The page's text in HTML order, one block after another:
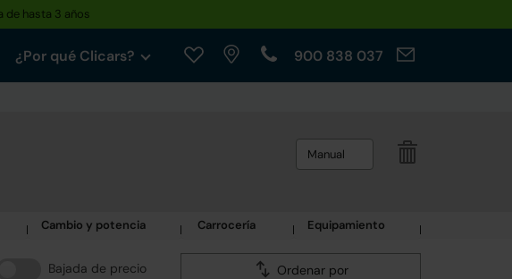
¿Por qué Clicars? 900 838 037
Manual
Cambio y potencia Carrocería Equipamiento
Bajada de precio Ordenar por